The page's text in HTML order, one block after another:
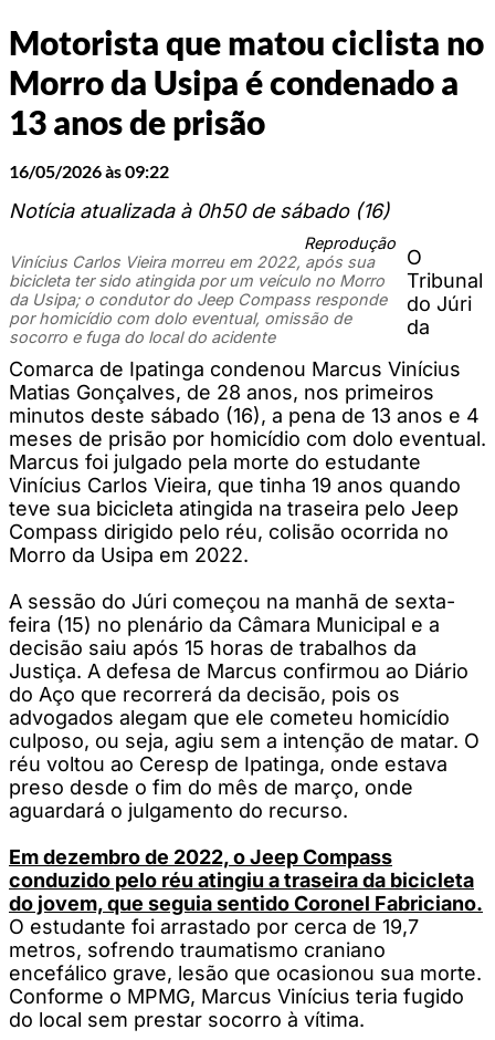
Motorista que matou ciclista no
Morro da Usipa é condenado a
13 anos de prisão
16/05/2026 às 09:22
Notícia atualizada à 0h50 de sábado (16)
Reprodução
Vinícius Carlos Vieira morreu em 2022, após sua
bicicleta ter sido atingida por um veículo no Morro
da Usipa; o condutor do Jeep Compass responde
por homicídio com dolo eventual, omissão de
socorro e fuga do local do acidente
O
Tribunal
do Júri
da
Comarca de Ipatinga condenou Marcus Vinícius
Matias Gonçalves, de 28 anos, nos primeiros
minutos deste sábado (16), a pena de 13 anos e 4
meses de prisão por homicídio com dolo eventual.
Marcus foi julgado pela morte do estudante
Vinícius Carlos Vieira, que tinha 19 anos quando
teve sua bicicleta atingida na traseira pelo Jeep
Compass dirigido pelo réu, colisão ocorrida no
Morro da Usipa em 2022.
A sessão do Júri começou na manhã de sexta-
feira (15) no plenário da Câmara Municipal e a
decisão saiu após 15 horas de trabalhos da
Justiça. A defesa de Marcus confirmou ao Diário
do Aço que recorrerá da decisão, pois os
advogados alegam que ele cometeu homicídio
culposo, ou seja, agiu sem a intenção de matar. O
réu voltou ao Ceresp de Ipatinga, onde estava
preso desde o fim do mês de março, onde
aguardará o julgamento do recurso.
Em dezembro de 2022, o Jeep Compass
conduzido pelo réu atingiu a traseira da bicicleta
do jovem, que seguia sentido Coronel Fabriciano.
O estudante foi arrastado por cerca de 19,7
metros, sofrendo traumatismo craniano
encefálico grave, lesão que ocasionou sua morte.
Conforme o MPMG, Marcus Vinícius teria fugido
do local sem prestar socorro à vítima.